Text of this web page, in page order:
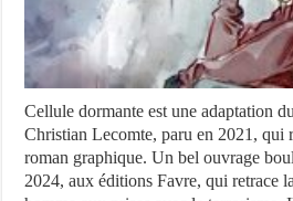
Cellule dormante est une adaptation
Christian Lecomte, paru en 2021, qui
roman graphique. Un bel ouvrage
2024, aux éditions Favre, qui retrace